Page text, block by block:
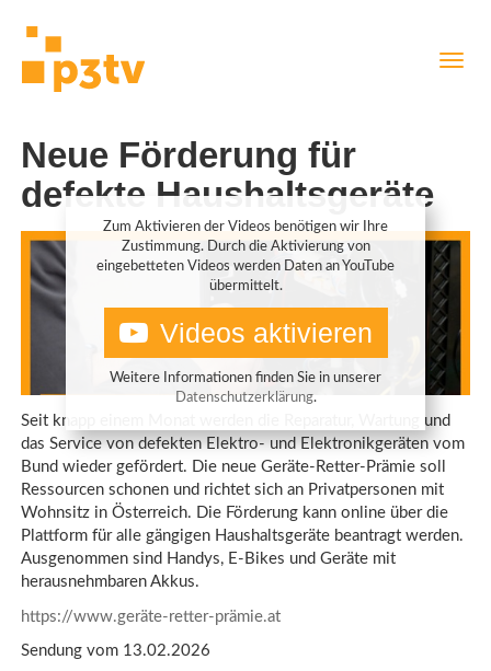
Neue Förderung für
defekte Haushaltsgeräte
Zum Aktivieren der Videos benötigen wir Ihre
Zustimmung. Durch die Aktivierung von
eingebetteten Videos werden Daten an YouTube
übermittelt.
Videos aktivieren
Weitere Informationen finden Sie in unserer
Datenschutzerklärung.
Seit knapp einem Monat werden die Reparatur, Wartung und
das Service von defekten Elektro- und Elektronikgeräten vom
Bund wieder gefördert. Die neue Geräte-Retter-Prämie soll
Ressourcen schonen und richtet sich an Privatpersonen mit
Wohnsitz in Österreich. Die Förderung kann online über die
Plattform für alle gängigen Haushaltsgeräte beantragt werden.
Ausgenommen sind Handys, E-Bikes und Geräte mit
herausnehmbaren Akkus.
https://www.geräte-retter-prämie.at
Sendung vom 13.02.2026